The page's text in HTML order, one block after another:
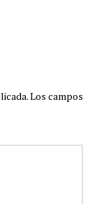
Los campos